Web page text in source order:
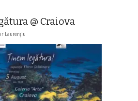
@ Craiova
Laurențiu